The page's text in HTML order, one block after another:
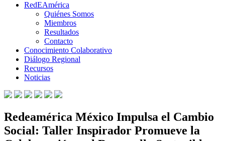
RedEAmérica
Quiénes Somos
Miembros
Resultados
Contacto
Conocimiento Colaborativo
Diálogo Regional
Recursos
Noticias
Redeamérica México Impulsa el Cambio
Social: Taller Inspirador Promueve la